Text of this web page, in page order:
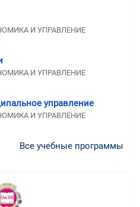
И УПРАВЛЕНИЕ
И УПРАВЛЕНИЕ
управление
И УПРАВЛЕНИЕ
Все учебные программы